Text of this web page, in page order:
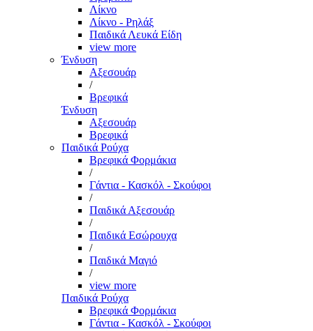
Λίκνο
Λίκνο - Ρηλάξ
Παιδικά Λευκά Είδη
view more
Ένδυση
Αξεσουάρ
/
Βρεφικά
Ένδυση
Αξεσουάρ
Βρεφικά
Παιδικά Ρούχα
Βρεφικά Φορμάκια
/
Γάντια - Κασκόλ - Σκούφοι
/
Παιδικά Αξεσουάρ
/
Παιδικά Εσώρουχα
/
Παιδικά Μαγιό
/
view more
Παιδικά Ρούχα
Βρεφικά Φορμάκια
Γάντια - Κασκόλ - Σκούφοι